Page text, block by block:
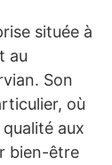
située à
au
Son
où
aux
bien-être